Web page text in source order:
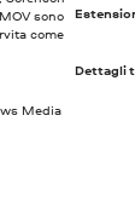
sono
come
Media
Dettagli